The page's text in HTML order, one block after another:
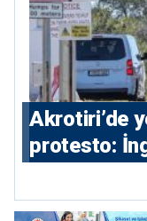
⁠Akrotiri’de
protesto: